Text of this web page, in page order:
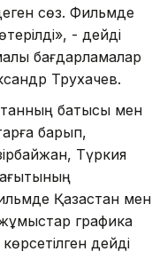
сөз. Фильмде
- дейді
бағдарламалар
Трухачев.
батысы мен
барып,
Түркия
Қазастан мен
графика
көрсетілген дейді